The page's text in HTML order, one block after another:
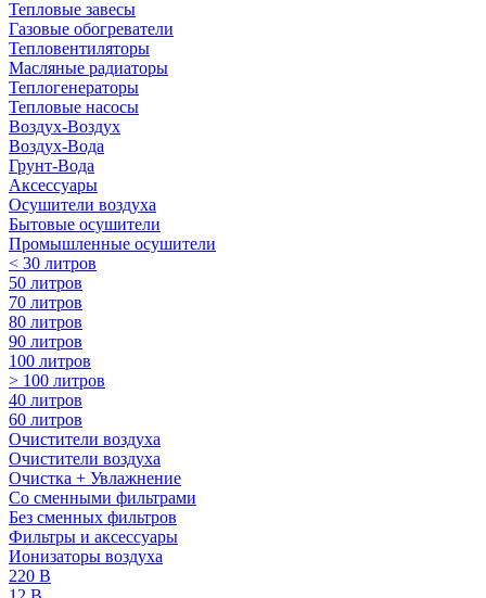
Тепловые завесы
Газовые обогреватели
Тепловентиляторы
Масляные радиаторы
Теплогенераторы
Тепловые насосы
Воздух-Воздух
Воздух-Вода
Грунт-Вода
Аксессуары
Осушители воздуха
Бытовые осушители
Промышленные осушители
< 30 литров
50 литров
70 литров
80 литров
90 литров
100 литров
> 100 литров
40 литров
60 литров
Очистители воздуха
Очистители воздуха
Очистка + Увлажнение
Cо сменными фильтрами
Без сменных фильтров
Фильтры и аксессуары
Ионизаторы воздуха
220 В